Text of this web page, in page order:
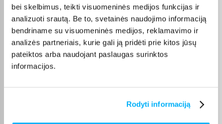
bei skelbimus, teikti visuomeninės medijos funkcijas ir
analizuoti srautą. Be to, svetainės naudojimo informaciją
bendriname su visuomeninės medijos, reklamavimo ir
analizės partneriais, kurie gali ją pridėti prie kitos jūsų
pateiktos arba naudojant paslaugas surinktos
informacijos.
Rodyti informaciją
Pirkėjų atsiliepimai apie prekes
7l puodas fiskars patiko,siunta gauta laiku. Geras prekės ir kokybės